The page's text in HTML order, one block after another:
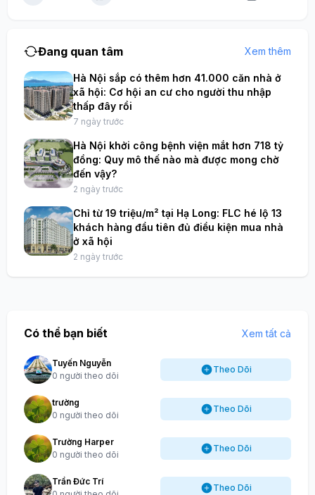
Đang quan tâm Xem thêm
Hà Nội sắp có thêm hơn 41.000 căn nhà ở
xã hội: Cơ hội an cư cho người thu nhập
thấp đây rồi
7 ngày trước
Hà Nội khởi công bệnh viện mắt hơn 718 tỷ
đồng: Quy mô thế nào mà được mong chờ
đến vậy?
2 ngày trước
Chỉ từ 19 triệu/m² tại Hạ Long: FLC hé lộ 13
khách hàng đầu tiên đủ điều kiện mua nhà
ở xã hội
2 ngày trước
Có thể bạn biết Xem tất cả
Tuyến Nguyễn
0 người theo dõi
Theo Dõi
trường
0 người theo dõi
Theo Dõi
Trường Harper
0 người theo dõi
Theo Dõi
Trần Đức Trí
Theo Dõi